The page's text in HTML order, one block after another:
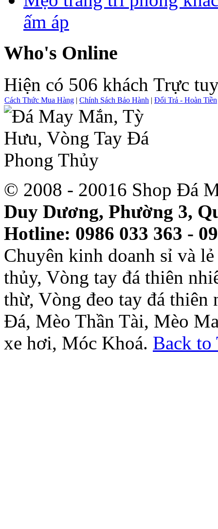
ấm áp
Who's Online
Hiện có 506 khách Trực
Cách Thức Mua Hàng | Chính Sách Bảo Hành | Đổi Trả - Hoàn Tiền
© 2008 - 20016 Shop Đá
Duy Dương, Phường 3,
Hotline: 0986 033 363 -
Chuyên kinh doanh sỉ và
thủy, Vòng tay đá thiên
thừ, Vòng đeo tay đá thiên
Đá, Mèo Thần Tài, Mèo
xe hơi, Móc Khoá. Back to